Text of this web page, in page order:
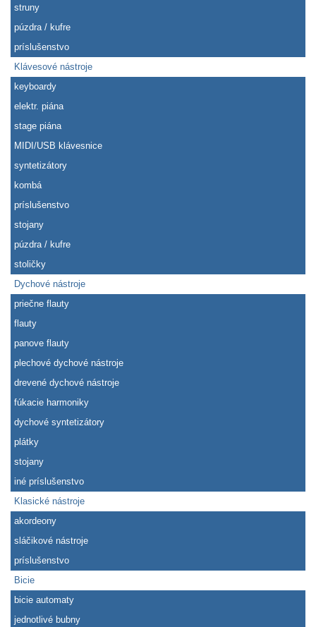
struny
púzdra / kufre
príslušenstvo
Klávesové nástroje
keyboardy
elektr. piána
stage piána
MIDI/USB klávesnice
syntetizátory
kombá
príslušenstvo
stojany
púzdra / kufre
stoličky
Dychové nástroje
priečne flauty
flauty
panove flauty
plechové dychové nástroje
drevené dychové nástroje
fúkacie harmoniky
dychové syntetizátory
plátky
stojany
iné príslušenstvo
Klasické nástroje
akordeony
sláčikové nástroje
príslušenstvo
Bicie
bicie automaty
jednotlivé bubny